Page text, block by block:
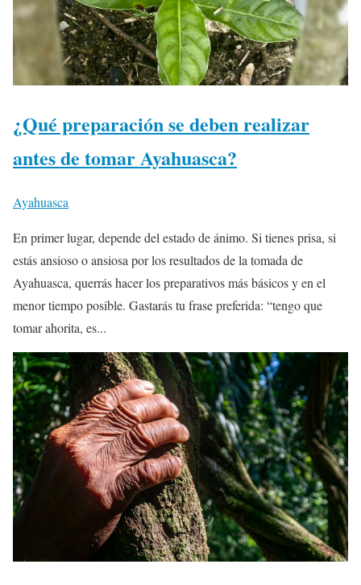
¿Qué preparación se deben realizar
antes de tomar Ayahuasca?
Ayahuasca
En primer lugar, depende del estado de ánimo. Si tienes prisa, si
estás ansioso o ansiosa por los resultados de la tomada de
Ayahuasca, querrás hacer los preparativos más básicos y en el
menor tiempo posible. Gastarás tu frase preferida: “tengo que
tomar ahorita, es...